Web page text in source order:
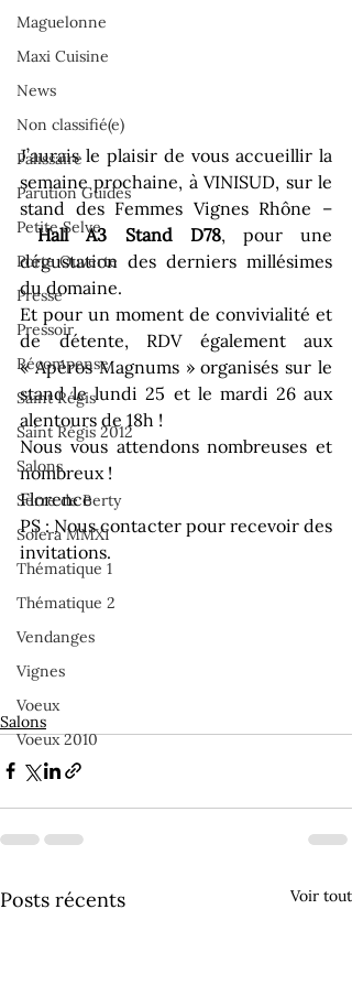
Maguelonne
Maxi Cuisine
News
Non classifié(e)
Palissaire
Parution Guides
Petite Selve
Porte Ouverte
Presse
Pressoir
Récompense
Saint Régis
Saint Régis 2012
Salons
Serre de Berty
Solera MMXI
Thématique 1
Thématique 2
Vendanges
Vignes
Voeux
Voeux 2010
J’aurais le plaisir de vous accueillir la
semaine prochaine, à VINISUD, sur le
stand des Femmes Vignes Rhône –
Hall A3 Stand D78, pour une
dégustation des derniers millésimes
du domaine.
Et pour un moment de convivialité et
de détente, RDV également aux
« Apéros Magnums » organisés sur le
stand le lundi 25 et le mardi 26 aux
alentours de 18h !
Nous vous attendons nombreuses et
nombreux !
Florence
PS : Nous contacter pour recevoir des
invitations.
Salons
Posts récents Voir tout